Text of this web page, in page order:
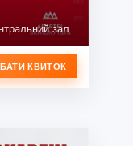
зал
КВИТОК